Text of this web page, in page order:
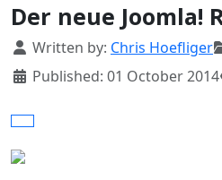
Der neue Joomla!
Details
Written by: Chris Hoefliger
Published: 01 October 2014